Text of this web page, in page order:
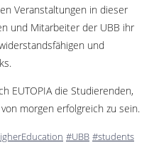
Veranstaltungen in dieser
und Mitarbeiter der UBB ihr
und
EUTOPIA die Studierenden,
morgen erfolgreich zu sein.
#UBB #students